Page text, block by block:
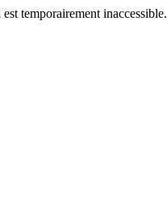
temporairement inaccessible.